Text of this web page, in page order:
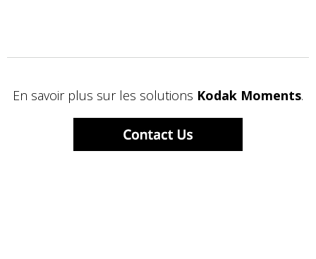
En savoir plus sur les solutions Kodak Moments.